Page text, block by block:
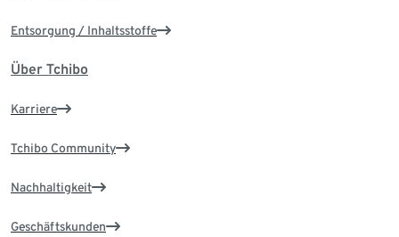
Entsorgung / Inhaltsstoffe
Über Tchibo
Karriere
Tchibo Community
Nachhaltigkeit
Geschäftskunden